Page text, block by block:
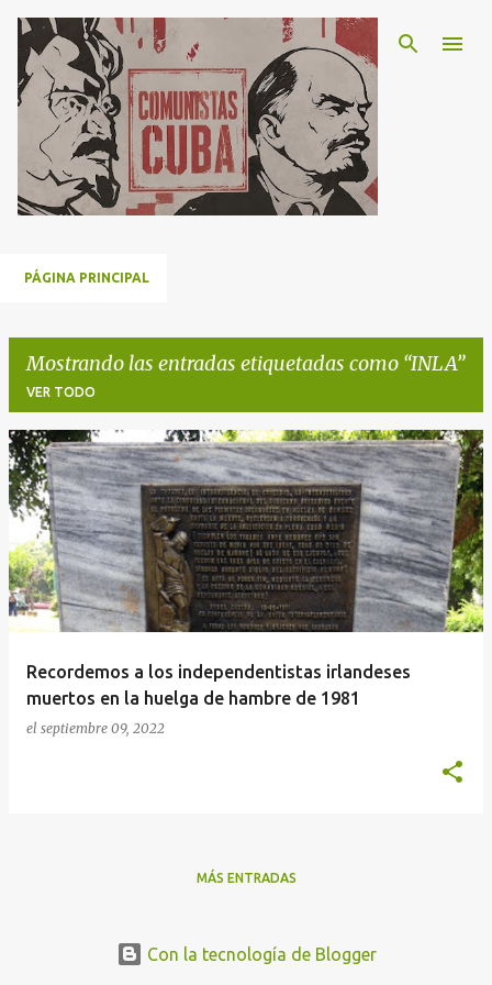
Ir al contenido principal
PÁGINA PRINCIPAL
Mostrando las entradas etiquetadas como INLA
VER TODO
E
n
r
a
d
Recordemos a los independentistas irlandeses
muertos en la huelga de hambre de 1981
el septiembre 09, 2022
MÁS ENTRADAS
Con la tecnología de Blogger